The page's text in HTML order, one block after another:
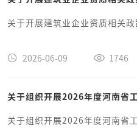
关于开展建筑业企业资质相关
2026-06-09 1746
关于组织开展2026年度河南省
关于组织开展2026年度河南省